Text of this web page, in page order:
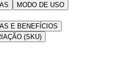
MODO DE USO
E BENEFÍCIOS
(SKU)